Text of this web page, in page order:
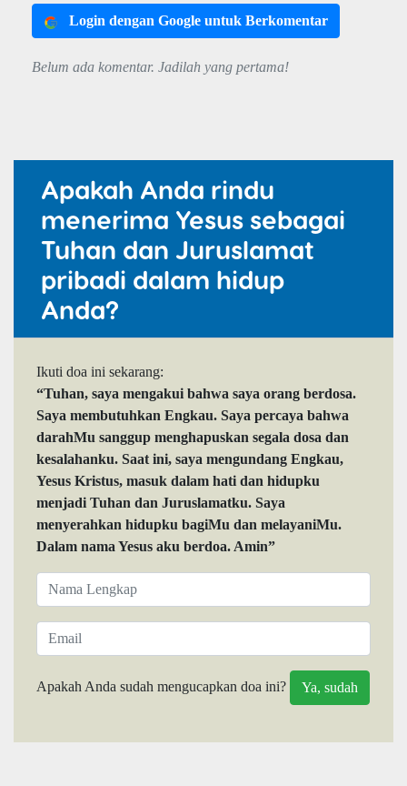
Login dengan Google untuk Berkomentar
Belum ada komentar. Jadilah yang pertama!
Apakah Anda rindu
menerima Yesus sebagai
Tuhan dan Juruslamat
pribadi dalam hidup
Anda?
Ikuti doa ini sekarang:
“Tuhan, saya mengakui bahwa saya orang berdosa.
Saya membutuhkan Engkau. Saya percaya bahwa
darahMu sanggup menghapuskan segala dosa dan
kesalahanku. Saat ini, saya mengundang Engkau,
Yesus Kristus, masuk dalam hati dan hidupku
menjadi Tuhan dan Juruslamatku. Saya
menyerahkan hidupku bagiMu dan melayaniMu.
Dalam nama Yesus aku berdoa. Amin”
Apakah Anda sudah mengucapkan doa ini?